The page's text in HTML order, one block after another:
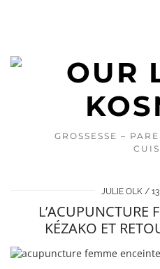
GROSSESSE –
JULIE OLK
L’ACUPUNCTURE
KÉZAKO ET